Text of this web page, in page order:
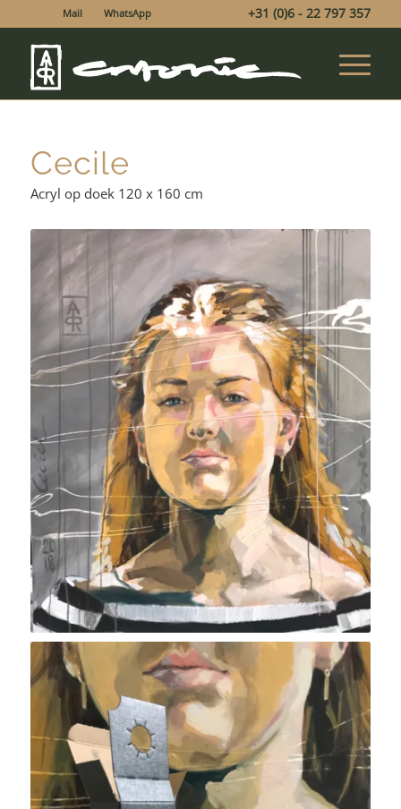
Mail WhatsApp +31 (0)6 - 22 797 357
Cecile
Acryl op doek 120 x 160 cm